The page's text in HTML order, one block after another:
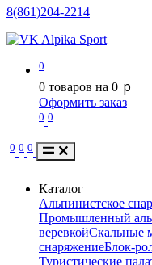
8(861)204-2214
0
0 товаров на 0 p
Оформить заказ
0 0
0 0 0
Каталог
Альпинистское
Промышленный
веревкойСкальные
снаряжениеБлок-
Туристические